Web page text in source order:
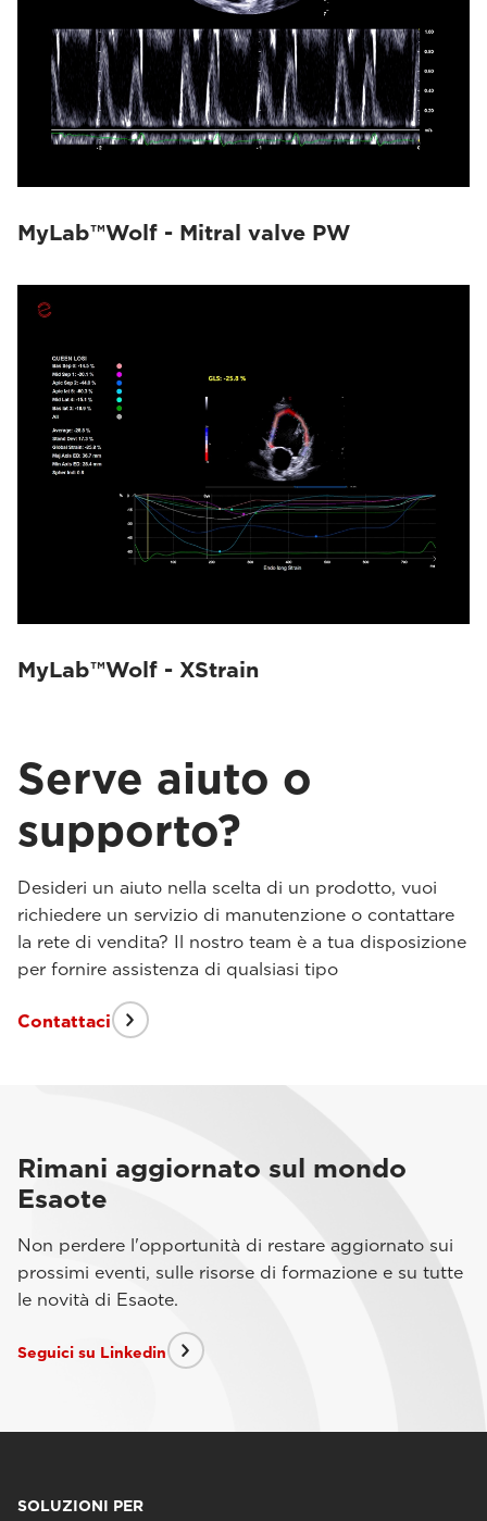
MyLab™Wolf - Mitral valve PW
MyLab™Wolf - XStrain
Serve aiuto o
supporto?
Desideri un aiuto nella scelta di un prodotto, vuoi
richiedere un servizio di manutenzione o contattare
la rete di vendita? Il nostro team è a tua disposizione
per fornire assistenza di qualsiasi tipo
Contattaci
Rimani aggiornato sul mondo
Esaote
Non perdere l'opportunità di restare aggiornato sui
prossimi eventi, sulle risorse di formazione e su tutte
le novità di Esaote.
Seguici su Linkedin
SOLUZIONI PER